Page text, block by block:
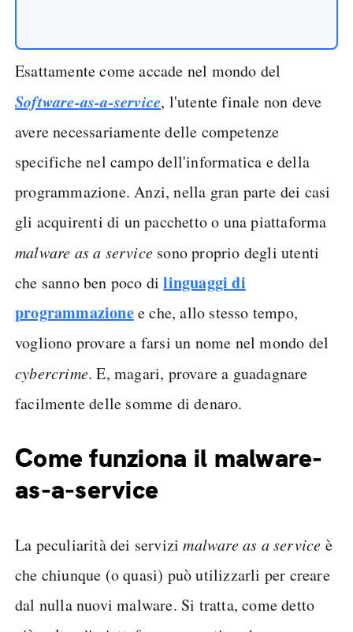
Esattamente come accade nel mondo del
Software-as-a-service, l'utente finale non deve
avere necessariamente delle competenze
specifiche nel campo dell'informatica e della
programmazione. Anzi, nella gran parte dei casi
gli acquirenti di un pacchetto o una piattaforma
malware as a service sono proprio degli utenti
che sanno ben poco dilinguaggi di
programmazionee che, allo stesso tempo,
vogliono provare a farsi un nome nel mondo del
cybercrime. E, magari, provare a guadagnare
facilmente delle somme di denaro.
Come funziona il malware-
as-a-service
La peculiarità dei servizimalware as a service è
che chiunque (o quasi) può utilizzarli per creare
dal nulla nuovi malware. Si tratta, come detto